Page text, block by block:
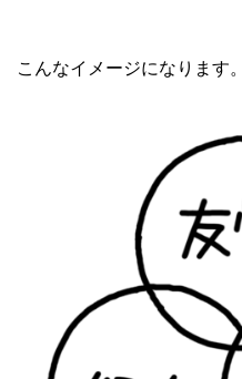
こんなイメージになります。